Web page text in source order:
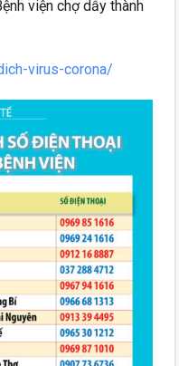
viện chợ dẫy thành
virus-corona/